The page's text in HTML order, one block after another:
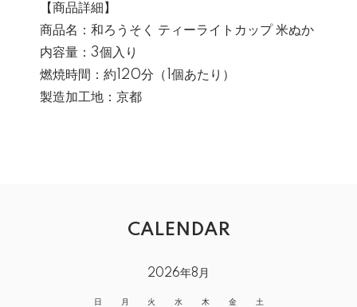
【商品詳細】
商品名：和ろうそく ティーライトカップ 米ぬか
内容量：3個入り
燃焼時間：約120分（1個あたり）
製造加工地：京都
CALENDAR
2026年8月
日 月 火 水 木 金 土